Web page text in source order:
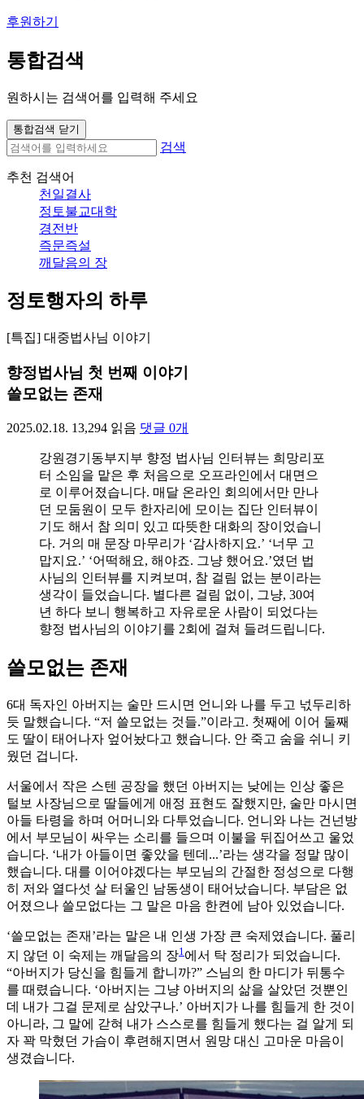
후원하기
통합검색
원하시는 검색어를 입력해 주세요
통합검색 닫기
검색
추천 검색어
천일결사
정토불교대학
경전반
즉문즉설
깨달음의 장
정토행자의 하루
[특집] 대중법사님 이야기
향정법사님 첫 번째 이야기
쓸모없는 존재
2025.02.18. 13,294 읽음 댓글 0개
강원경기동부지부 향정 법사님 인터뷰는 희망리포
터 소임을 맡은 후 처음으로 오프라인에서 대면으
로 이루어졌습니다. 매달 온라인 회의에서만 만나
던 모둠원이 모두 한자리에 모이는 집단 인터뷰이
기도 해서 참 의미 있고 따뜻한 대화의 장이었습니
다. 거의 매 문장 마무리가 ‘감사하지요.’ ‘너무 고
맙지요.’ ‘어떡해요, 해야죠. 그냥 했어요.’였던 법
사님의 인터뷰를 지켜보며, 참 걸림 없는 분이라는
생각이 들었습니다. 별다른 걸림 없이, 그냥, 30여
년 하다 보니 행복하고 자유로운 사람이 되었다는
향정 법사님의 이야기를 2회에 걸쳐 들려드립니다.
쓸모없는 존재
6대 독자인 아버지는 술만 드시면 언니와 나를 두고 넋두리하
듯 말했습니다. “저 쓸모없는 것들.”이라고. 첫째에 이어 둘째
도 딸이 태어나자 엎어놨다고 했습니다. 안 죽고 숨을 쉬니 키
웠던 겁니다.
서울에서 작은 스텐 공장을 했던 아버지는 낮에는 인상 좋은
털보 사장님으로 딸들에게 애정 표현도 잘했지만, 술만 마시면
아들 타령을 하며 어머니와 다투었습니다. 언니와 나는 건넌방
에서 부모님이 싸우는 소리를 들으며 이불을 뒤집어쓰고 울었
습니다. ‘내가 아들이면 좋았을 텐데...’라는 생각을 정말 많이
했습니다. 대를 이어야겠다는 부모님의 간절한 정성으로 다행
히 저와 열다섯 살 터울인 남동생이 태어났습니다. 부담은 없
어졌으나 쓸모없다는 그 말은 마음 한켠에 남아 있었습니다.
‘쓸모없는 존재’라는 말은 내 인생 가장 큰 숙제였습니다. 풀리
지 않던 이 숙제는 깨달음의 장1 에서 탁 정리가 되었습니다.
“아버지가 당신을 힘들게 합니까?” 스님의 한 마디가 뒤통수
를 때렸습니다. ‘아버지는 그냥 아버지의 삶을 살았던 것뿐인
데 내가 그걸 문제로 삼았구나.’ 아버지가 나를 힘들게 한 것이
아니라, 그 말에 갇혀 내가 스스로를 힘들게 했다는 걸 알게 되
자 꽉 막혔던 가슴이 후련해지면서 원망 대신 고마운 마음이
생겼습니다.